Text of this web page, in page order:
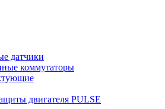
датчики
коммутаторы
двигателя PULSE